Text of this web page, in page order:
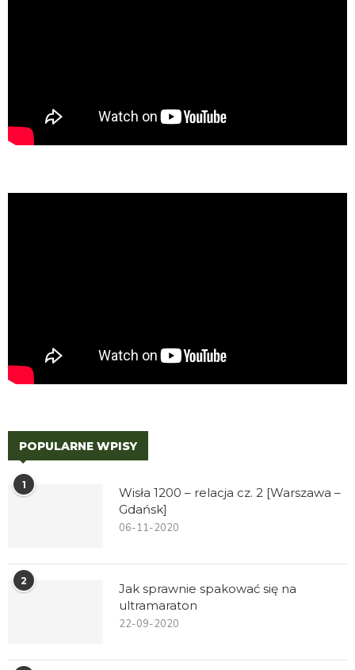
POPULARNE WPISY
1
Wisła 1200 – relacja cz. 2 [Warszawa –
Gdańsk]
06-11-2020
2
Jak sprawnie spakować się na
ultramaraton
22-09-2020